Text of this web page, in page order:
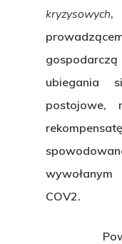
Hit enter to
kryzysowych,
ubiegania
postojowe,
COV2.